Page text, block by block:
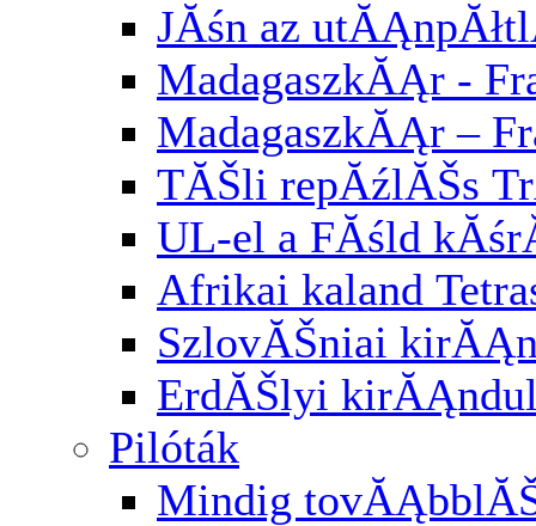
JĂśn az
MadagaszkĂĄr -
MadagaszkĂĄr –
TĂŠli repĂźlĂŠs
UL-el a FĂśld
Afrikai kaland
SzlovĂŠniai
ErdĂŠlyi
Pilóták
Mindig